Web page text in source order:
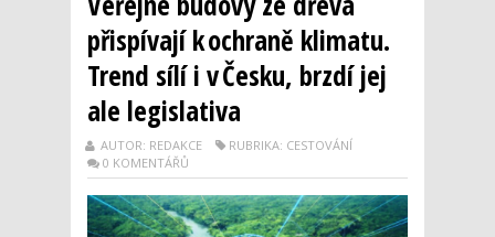
přispívají k ochraně klimatu.
Trend sílí i v Česku, brzdí jej
ale legislativa
AUTOR: REDAKCE
RUBRIKA: CESTOVÁNÍ
0 KOMENTÁŘŮ